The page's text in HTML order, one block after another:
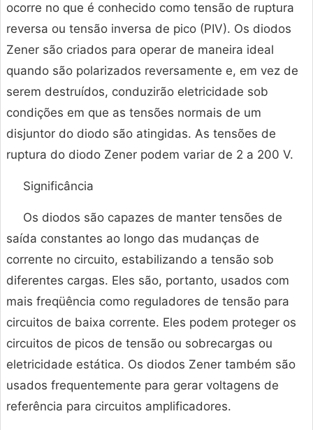
ocorre no que é conhecido como tensão de ruptura
reversa ou tensão inversa de pico (PIV). Os diodos
Zener são criados para operar de maneira ideal
quando são polarizados reversamente e, em vez de
serem destruídos, conduzirão eletricidade sob
condições em que as tensões normais de um
disjuntor do diodo são atingidas. As tensões de
ruptura do diodo Zener podem variar de 2 a 200 V.
Significância
Os diodos são capazes de manter tensões de
saída constantes ao longo das mudanças de
corrente no circuito, estabilizando a tensão sob
diferentes cargas. Eles são, portanto, usados ​​com
mais freqüência como reguladores de tensão para
circuitos de baixa corrente. Eles podem proteger os
circuitos de picos de tensão ou sobrecargas ou
eletricidade estática. Os diodos Zener também são
usados ​​frequentemente para gerar voltagens de
referência para circuitos amplificadores.